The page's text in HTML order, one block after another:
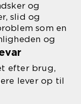
og
slid og
som en
og
efter brug,
lever op til